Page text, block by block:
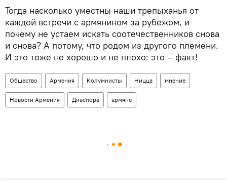
Тогда насколько уместны наши трепыханья от
каждой встречи с армянином за рубежом, и
почему не устаем искать соотечественников снова
и снова? А потому, что родом из другого племени.
И это тоже не хорошо и не плохо: это – факт!
Общество Армения Колумнисты Ницца мнение
Новости Армения Диаспора армяне